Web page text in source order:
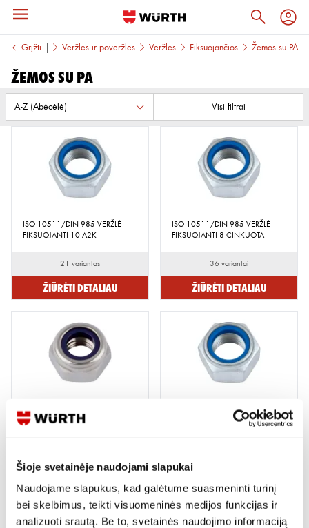
Šioje svetainėje naudojami slapukai
Naudojame slapukus, kad galėtume suasmeninti turinį
bei skelbimus, teikti visuomeninės medijos funkcijas ir
analizuoti srautą. Be to, svetainės naudojimo informaciją
Grįžti Veržlės ir poveržlės Veržlės Fiksuojančios Žemos su PA
Žemos su PA
Visi filtrai
ISO 10511/DIN 985 VERŽLĖ
FIKSUOJANTI 10 A2K
21 variantas
Žiūrėti detaliau
ISO 10511/DIN 985 VERŽLĖ
FIKSUOJANTI 8 CINKUOTA
36 variantai
Žiūrėti detaliau
ISO 10511/DIN 985 VERŽLĖ
FIKSUOJANTI A2
Žiūrėti detaliau
ISO 10511/DIN 985 VERŽLĖ
Žiūrėti detaliau